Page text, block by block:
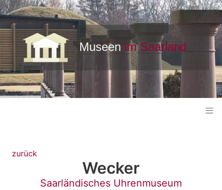
zurück
Wecker
Saarländisches Uhrenmuseum